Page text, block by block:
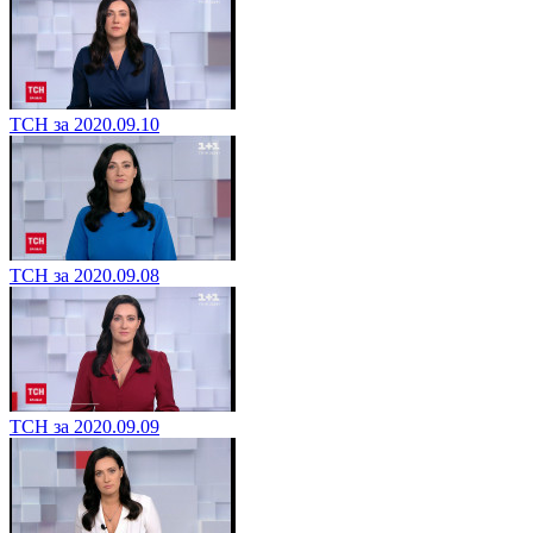
ТСН за 2020.09.10
ТСН за 2020.09.08
ТСН за 2020.09.09